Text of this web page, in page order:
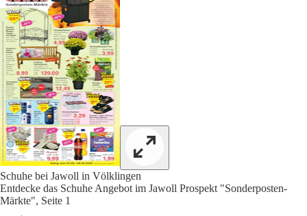
Schuhe bei Jawoll in Völklingen
Entdecke das Schuhe Angebot im Jawoll Prospekt "Sonderposten-
Märkte", Seite 1